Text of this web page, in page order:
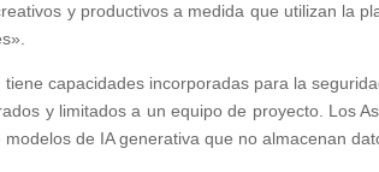
y productivos a medida que utilizan la
capacidades incorporadas para la
y limitados a un equipo de proyecto. Los
de IA generativa que no almacenan